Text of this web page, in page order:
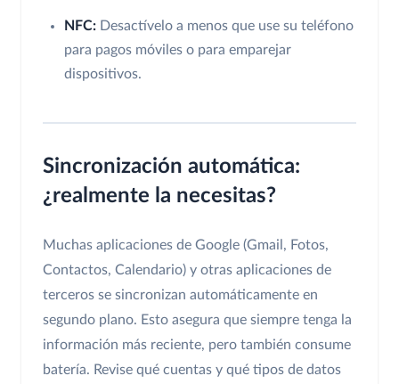
NFC: Desactívelo a menos que use su teléfono
para pagos móviles o para emparejar
dispositivos.
Sincronización automática:
¿realmente la necesitas?
Muchas aplicaciones de Google (Gmail, Fotos,
Contactos, Calendario) y otras aplicaciones de
terceros se sincronizan automáticamente en
segundo plano. Esto asegura que siempre tenga la
información más reciente, pero también consume
batería. Revise qué cuentas y qué tipos de datos